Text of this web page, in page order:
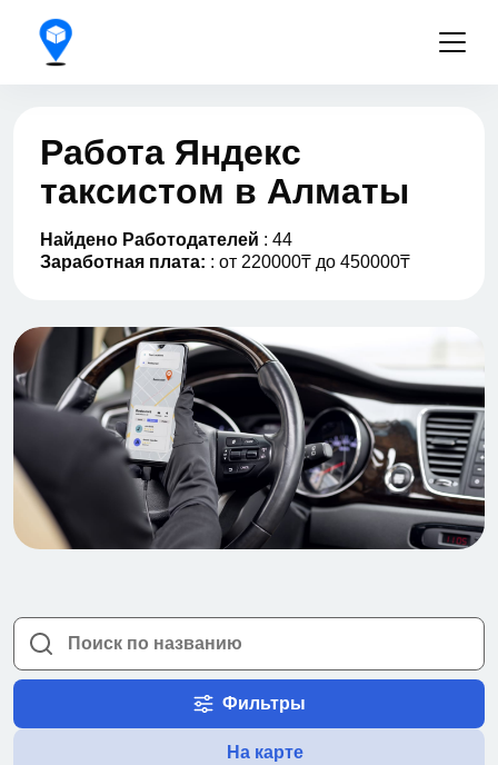
Работа Яндекс
таксистом в Алматы
Найдено Работодателей : 44
Заработная плата: : от 220000₸ до 450000₸
Фильтры
На карте